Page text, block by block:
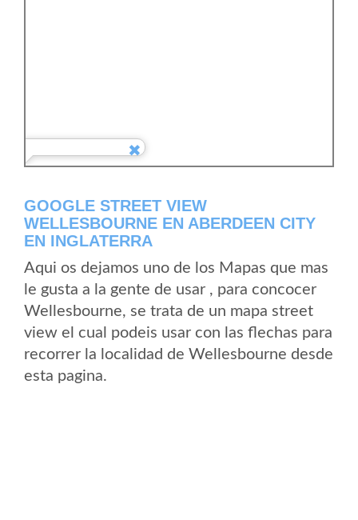
GOOGLE STREET VIEW
WELLESBOURNE EN ABERDEEN CITY
EN INGLATERRA
Aqui os dejamos uno de los Mapas que mas
le gusta a la gente de usar , para concocer
Wellesbourne, se trata de un mapa street
view el cual podeis usar con las flechas para
recorrer la localidad de Wellesbourne desde
esta pagina.